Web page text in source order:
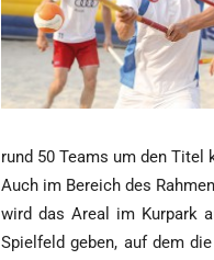
rund 50 Teams um den Titel
Auch im Bereich des
wird das Are­al im Kur­park
Spiel­feld geben, auf dem